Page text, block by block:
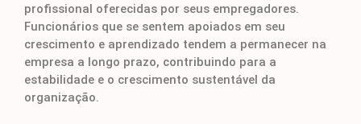
profissional oferecidas por seus empregadores.
Funcionários que se sentem apoiados em seu
crescimento e aprendizado tendem a permanecer na
empresa a longo prazo, contribuindo para a
estabilidade e o crescimento sustentável da
organização.